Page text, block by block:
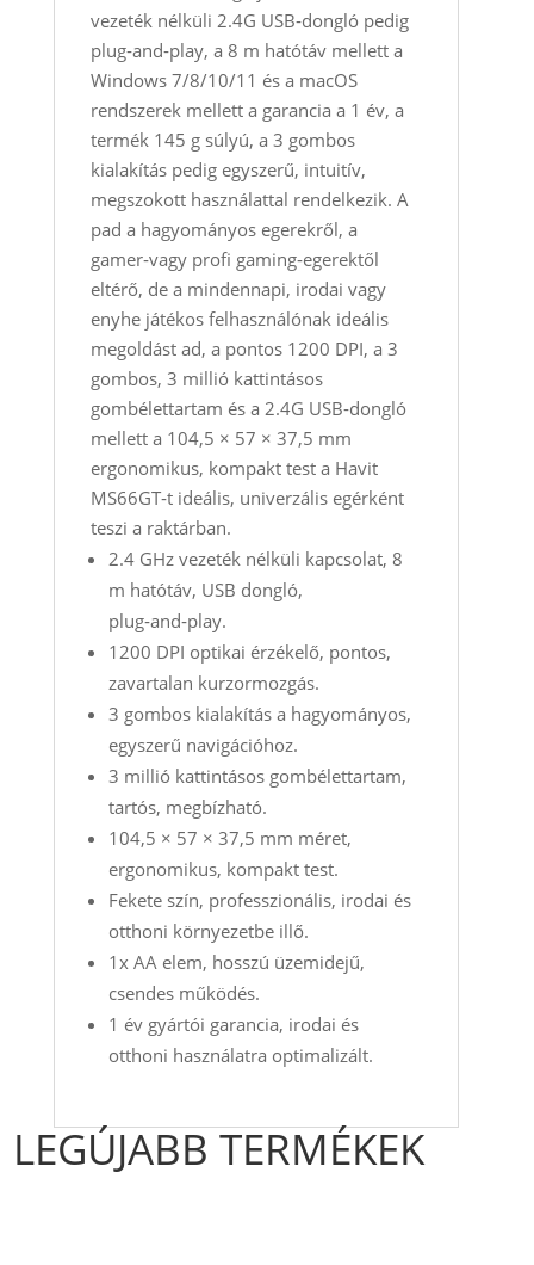
vezeték nélküli 2.4G USB‑dongló pedig
plug‑and‑play, a 8 m hatótáv mellett a
Windows 7/8/10/11 és a macOS
rendszerek mellett a garancia a 1 év, a
termék 145 g súlyú, a 3 gombos
kialakítás pedig egyszerű, intuitív,
megszokott használattal rendelkezik. A
pad a hagyományos egerekről, a
gamer‑vagy profi gaming‑egerektől
eltérő, de a mindennapi, irodai vagy
enyhe játékos felhasználónak ideális
megoldást ad, a pontos 1200 DPI, a 3
gombos, 3 millió kattintásos
gombélettartam és a 2.4G USB‑dongló
mellett a 104,5 × 57 × 37,5 mm
ergonomikus, kompakt test a Havit
MS66GT‑t ideális, univerzális egérként
teszi a raktárban.
2.4 GHz vezeték nélküli kapcsolat, 8
m hatótáv, USB dongló,
plug‑and‑play.
1200 DPI optikai érzékelő, pontos,
zavartalan kurzormozgás.
3 gombos kialakítás a hagyományos,
egyszerű navigációhoz.
3 millió kattintásos gombélettartam,
tartós, megbízható.
104,5 × 57 × 37,5 mm méret,
ergonomikus, kompakt test.
Fekete szín, professzionális, irodai és
otthoni környezetbe illő.
1x AA elem, hosszú üzemidejű,
csendes működés.
1 év gyártói garancia, irodai és
otthoni használatra optimalizált.
LEGÚJABB TERMÉKEK